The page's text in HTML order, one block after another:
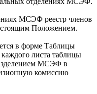
МСЭФ реестр членов
Положением.
в форме Таблицы
листа таблицы
МСЭФ в
комиссию